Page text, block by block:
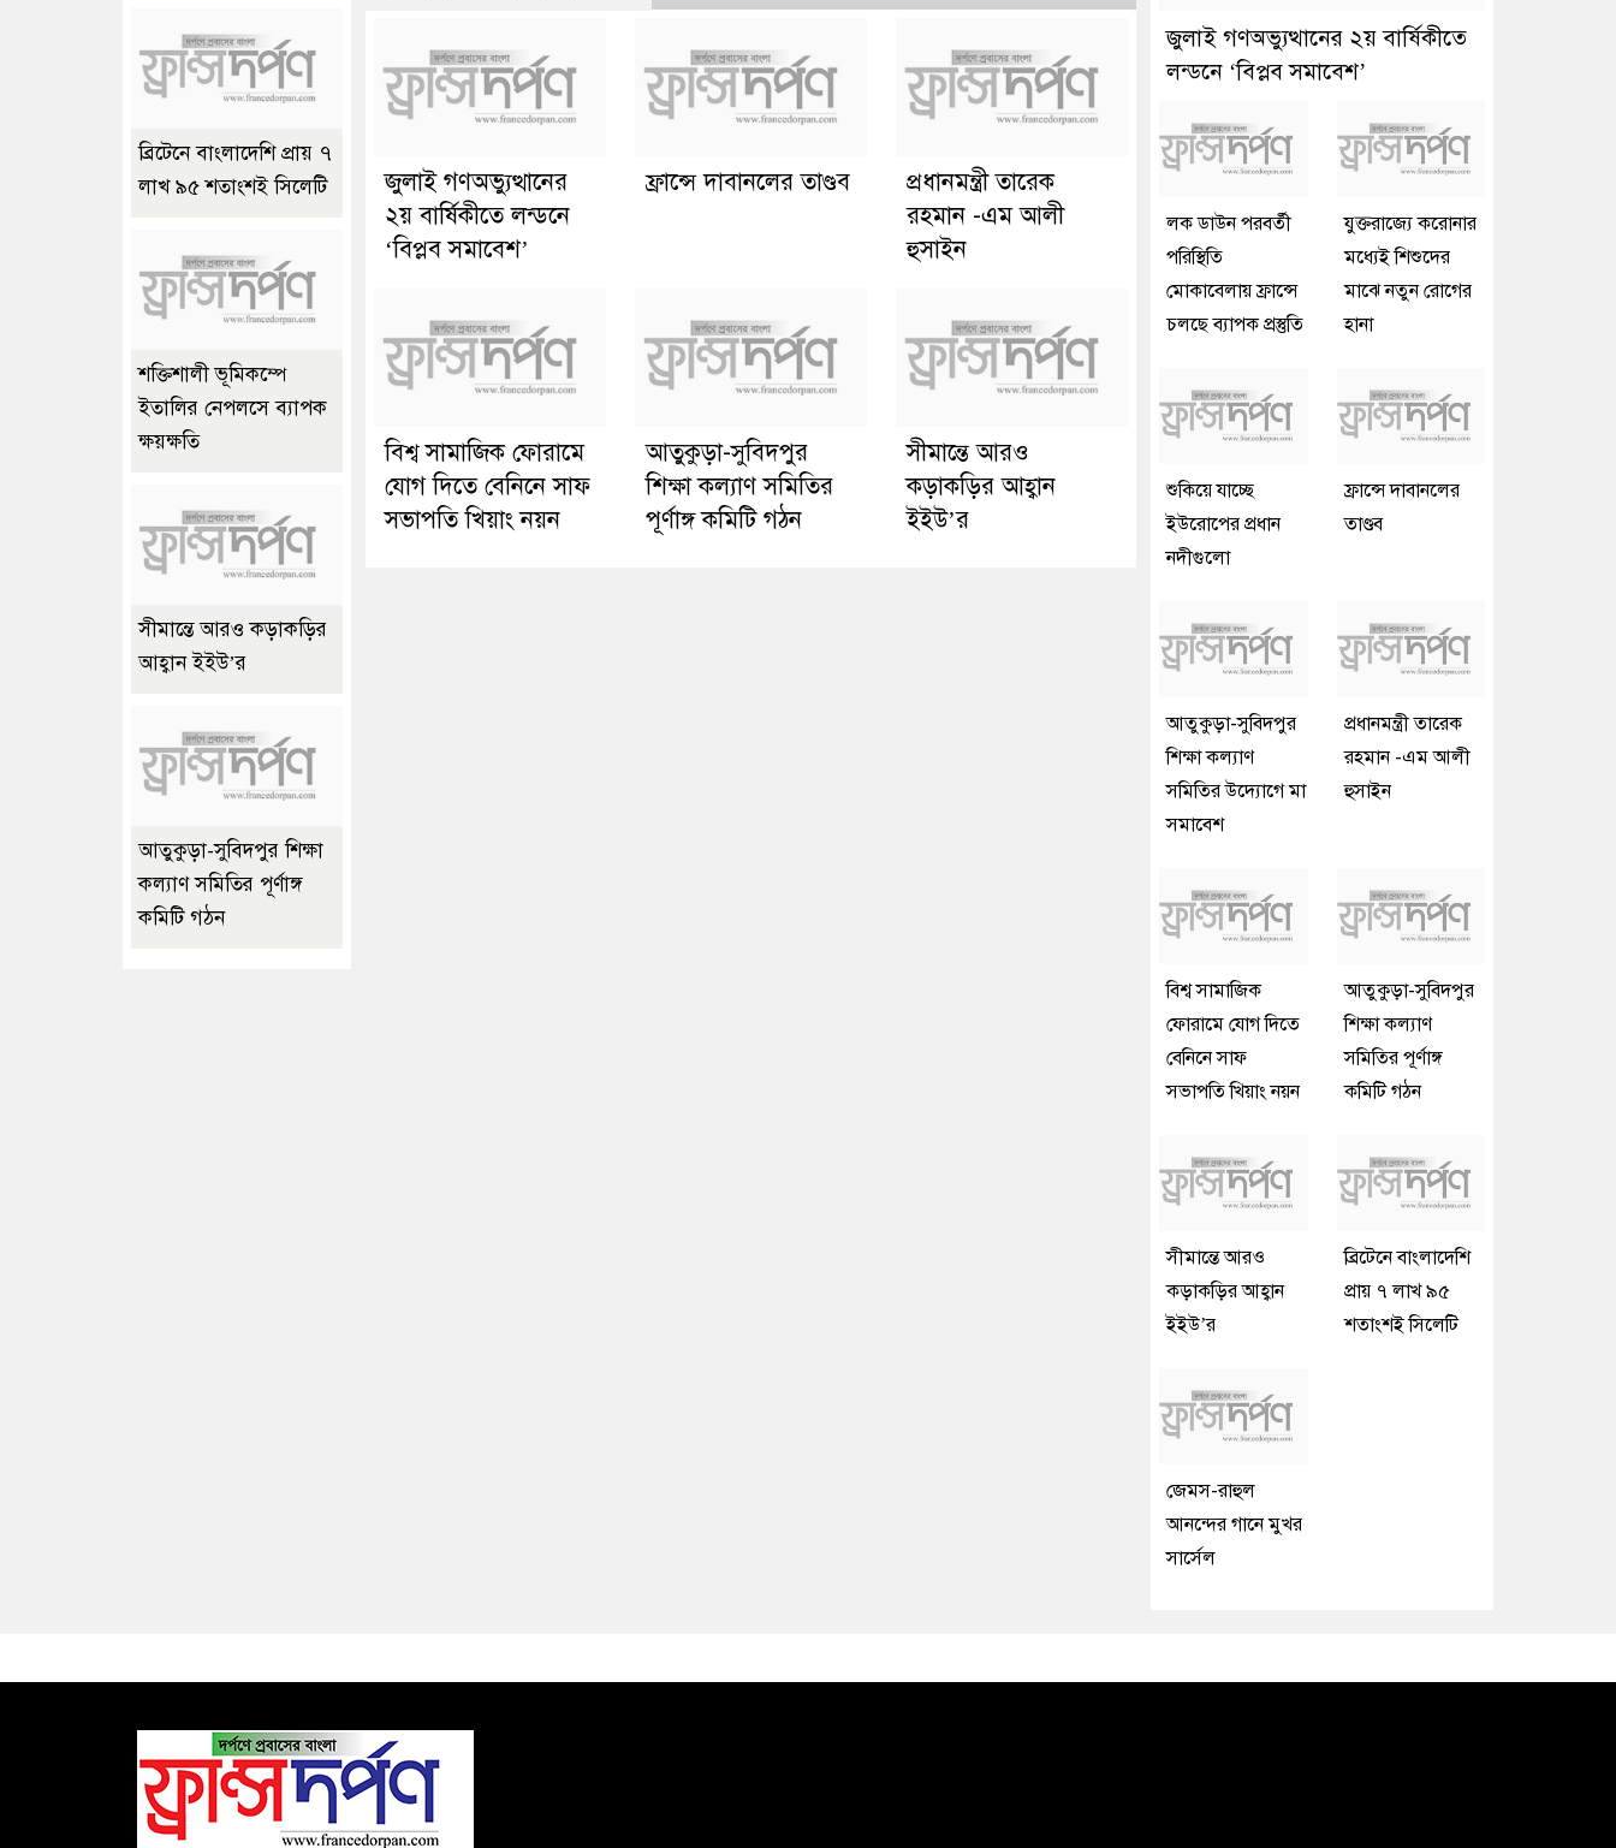
জুলাই গণঅভ্যুত্থানের
২য় বার্ষিকীতে লন্ডনে
‘বিপ্লব সমাবেশ’
ফ্রান্সে দাবানলের তাণ্ডব
প্রধানমন্ত্রী তারেক
রহমান -এম আলী
হুসাইন
বিশ্ব সামাজিক ফোরামে
যোগ দিতে বেনিনে সাফ
সভাপতি খিয়াং নয়ন
আতুকুড়া-সুবিদপুর
শিক্ষা কল্যাণ সমিতির
পূর্ণাঙ্গ কমিটি গঠন
সীমান্তে আরও
কড়াকড়ির আহ্বান
ইইউ’র
ব্রিটেনে বাংলাদেশি প্রায় ৭
লাখ ৯৫ শতাংশই সিলেটি
শক্তিশালী ভূমিকম্পে
ইতালির নেপলসে ব্যাপক
ক্ষয়ক্ষতি
সীমান্তে আরও কড়াকড়ির
আহ্বান ইইউ’র
আতুকুড়া-সুবিদপুর শিক্ষা
কল্যাণ সমিতির পূর্ণাঙ্গ
কমিটি গঠন
জুলাই গণঅভ্যুত্থানের ২য় বার্ষিকীতে
লন্ডনে ‘বিপ্লব সমাবেশ’
লক ডাউন পরবর্তী
পরিস্থিতি
মোকাবেলায় ফ্রান্সে
চলছে ব্যাপক প্রস্তুতি
যুক্তরাজ্যে করোনার
মধ্যেই শিশুদের
মাঝে নতুন রোগের
হানা
শুকিয়ে যাচ্ছে
ইউরোপের প্রধান
নদীগুলো
ফ্রান্সে দাবানলের
তাণ্ডব
আতুকুড়া-সুবিদপুর
শিক্ষা কল্যাণ
সমিতির উদ্যোগে মা
সমাবেশ
প্রধানমন্ত্রী তারেক
রহমান -এম আলী
হুসাইন
বিশ্ব সামাজিক
ফোরামে যোগ দিতে
বেনিনে সাফ
সভাপতি খিয়াং নয়ন
আতুকুড়া-সুবিদপুর
শিক্ষা কল্যাণ
সমিতির পূর্ণাঙ্গ
কমিটি গঠন
সীমান্তে আরও
কড়াকড়ির আহ্বান
ইইউ’র
ব্রিটেনে বাংলাদেশি
প্রায় ৭ লাখ ৯৫
শতাংশই সিলেটি
জেমস-রাহুল
আনন্দের গানে মুখর
সার্সেল